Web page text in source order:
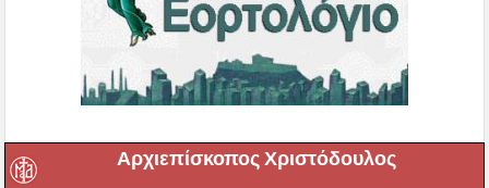
Αρχιεπίσκοπος Χριστόδουλος